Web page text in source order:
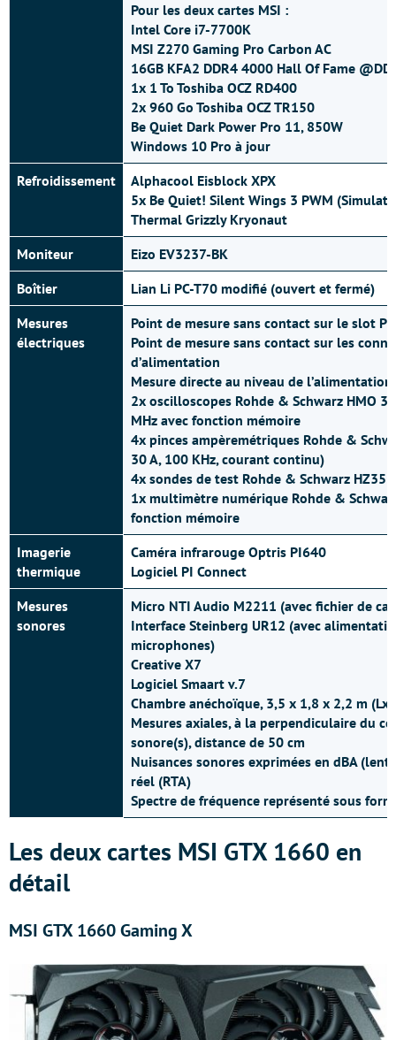
Pour les deux cartes MSI :
Intel Core i7-7700K
MSI Z270 Gaming Pro Carbon AC
16GB KFA2 DDR4 4000 Hall Of Fame
1x 1 To Toshiba OCZ RD400
2x 960 Go Toshiba OCZ TR150
Be Quiet Dark Power Pro 11, 850W
Windows 10 Pro à jour
Refroidissement
Alphacool Eisblock XPX
5x Be Quiet! Silent Wings 3 PWM
Thermal Grizzly Kryonaut
Moniteur
Eizo EV3237-BK
Boîtier
Lian Li PC-T70 modifié (ouvert et fermé)
Mesures
électriques
Point de mesure sans contact sur le slot
Point de mesure sans contact sur les
d’alimentation
Mesure directe au niveau de l’alimentation
2x oscilloscopes Rohde & Schwarz HMO
MHz avec fonction mémoire
4x pinces ampèremétriques Rohde &
30 A, 100 KHz, courant continu)
4x sondes de test Rohde & Schwarz
1x multimètre numérique Rohde &
fonction mémoire
Imagerie
thermique
Caméra infrarouge Optris PI640
Logiciel PI Connect
Mesures
sonores
Micro NTI Audio M2211 (avec fichier de
Interface Steinberg UR12 (avec
microphones)
Creative X7
Logiciel Smaart v.7
Chambre anéchoïque, 3,5 x 1,8 x 2,2 m
Mesures axiales, à la perpendiculaire du
sonore(s), distance de 50 cm
Nuisances sonores exprimées en dBA
réel (RTA)
Spectre de fréquence représenté sous
Les deux cartes MSI GTX 1660 en
détail
MSI GTX 1660 Gaming X